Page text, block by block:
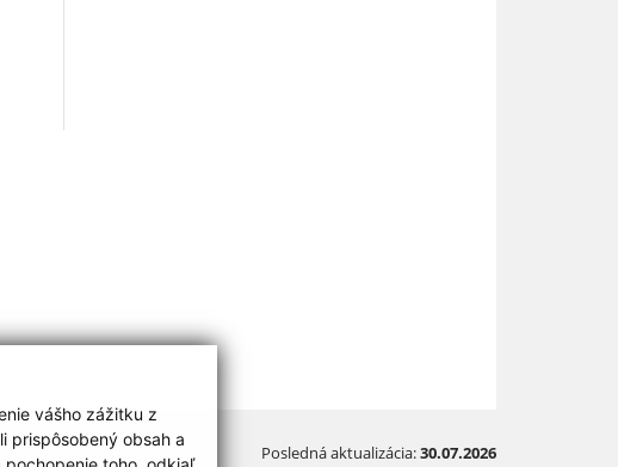
vášho zážitku z
prispôsobený obsah a
Posledná aktualizácia:30.07.2026